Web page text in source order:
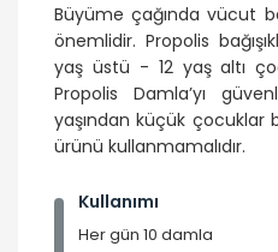
Büyüme çağında vücut
önemlidir. Propolis
yaş üstü - 12 yaş altı
Propolis Damla’yı
yaşından küçük çocuklar
ürünü kullanmamalıdır.
Kullanımı
Her gün 10 damla